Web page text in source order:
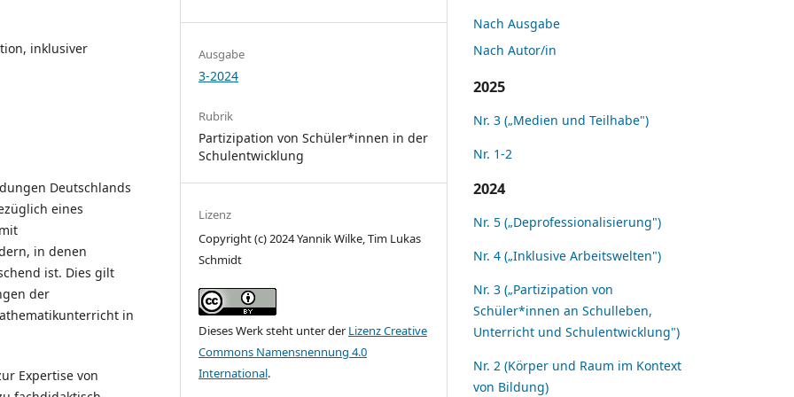
inklusiver
Deutschlands
eines
in denen
ist. Dies gilt
der
in
Expertise von
Ausgabe
3-2024
Rubrik
Partizipation von Schüler*innen in der
Schulentwicklung
Lizenz
Copyright (c) 2024 Yannik Wilke, Tim Lukas
Schmidt
Dieses Werk steht unter derLizenz Creative
Commons Namensnennung 4.0
International.
Nach Ausgabe
Nach Autor/in
2025
Nr. 3 („Medien und Teilhabe")
Nr. 1-2
2024
Nr. 5 („Deprofessionalisierung")
Nr. 4 („Inklusive Arbeitswelten")
Nr. 3 („Partizipation von
Schüler*innen an Schulleben,
Unterricht und Schulentwicklung")
Nr. 2 (Körper und Raum im Kontext
von Bildung)